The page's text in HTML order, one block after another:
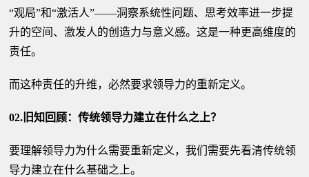
“观局”和“激活人”——洞察系统性问题、思考效率进一步提
升的空间、激发人的创造力与意义感。这是一种更高维度的
责任。
而这种责任的升维，必然要求领导力的重新定义。
02.旧知回顾：传统领导力建立在什么之上？
要理解领导力为什么需要重新定义，我们需要先看清传统领
导力建立在什么基础之上。